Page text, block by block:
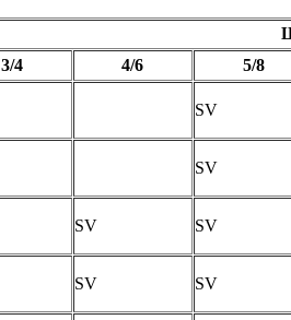
3/4
4/6 5/8
SV
SV
SV SV
SV SV